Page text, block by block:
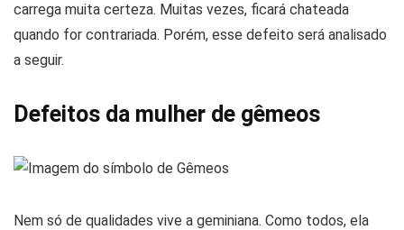
carrega muita certeza. Muitas vezes, ficará chateada
quando for contrariada. Porém, esse defeito será analisado
a seguir.
Defeitos da mulher de gêmeos
Nem só de qualidades vive a geminiana. Como todos, ela